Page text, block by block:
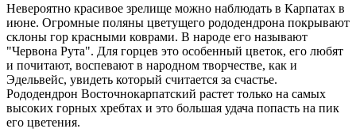
Невероятно красивое зрелище можно наблюдать в Карпатах в
июне. Огромные поляны цветущего рододендрона покрывают
склоны гор красными коврами. В народе его называют
"Червона Рута". Для горцев это особенный цветок, его любят
и почитают, воспевают в народном творчестве, как и
Эдельвейс, увидеть который считается за счастье.
Рододендрон Восточнокарпатский растет только на самых
высоких горных хребтах и это большая удача попасть на пик
его цветения.